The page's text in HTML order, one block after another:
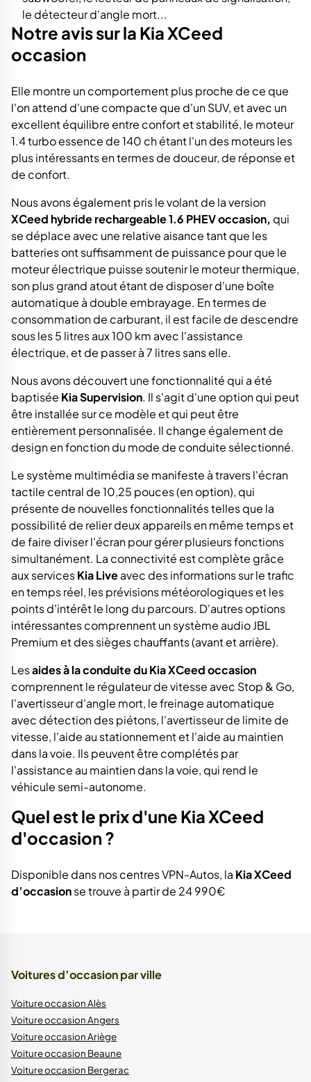
le détecteur d'angle mort...
Notre avis sur la Kia XCeed
occasion
Elle montre un comportement plus proche de ce que
l'on attend d'une compacte que d'un SUV, et avec un
excellent équilibre entre confort et stabilité, le moteur
1.4 turbo essence de 140 ch étant l'un des moteurs les
plus intéressants en termes de douceur, de réponse et
de confort.
Nous avons également pris le volant de la version
XCeed hybride rechargeable 1.6 PHEV occasion, qui
se déplace avec une relative aisance tant que les
batteries ont suffisamment de puissance pour que le
moteur électrique puisse soutenir le moteur thermique,
son plus grand atout étant de disposer d'une boîte
automatique à double embrayage. En termes de
consommation de carburant, il est facile de descendre
sous les 5 litres aux 100 km avec l'assistance
électrique, et de passer à 7 litres sans elle.
Nous avons découvert une fonctionnalité qui a été
baptisée Kia Supervision. Il s'agit d'une option qui peut
être installée sur ce modèle et qui peut être
entièrement personnalisée. Il change également de
design en fonction du mode de conduite sélectionné.
Le système multimédia se manifeste à travers l'écran
tactile central de 10,25 pouces (en option), qui
présente de nouvelles fonctionnalités telles que la
possibilité de relier deux appareils en même temps et
de faire diviser l'écran pour gérer plusieurs fonctions
simultanément. La connectivité est complète grâce
aux servicesKia Liveavec des informations sur le trafic
en temps réel, les prévisions météorologiques et les
points d'intérêt le long du parcours. D'autres options
intéressantes comprennent un système audio JBL
Premium et des sièges chauffants (avant et arrière).
Lesaides à la conduite du Kia XCeed occasion
comprennent le régulateur de vitesse avec Stop & Go,
l'avertisseur d'angle mort, le freinage automatique
avec détection des piétons, l'avertisseur de limite de
vitesse, l'aide au stationnement et l'aide au maintien
dans la voie. Ils peuvent être complétés par
l'assistance au maintien dans la voie, qui rend le
véhicule semi-autonome.
Quel est le prix d'une Kia XCeed
d'occasion ?
Disponible dans nos centres VPN-Autos, la Kia XCeed
d’occasionse trouve à partir de 24 990€
Voitures d’occasion par ville
Voiture occasion Alès
Voiture occasion Angers
Voiture occasion Ariège
Voiture occasion Beaune
Voiture occasion Bergerac